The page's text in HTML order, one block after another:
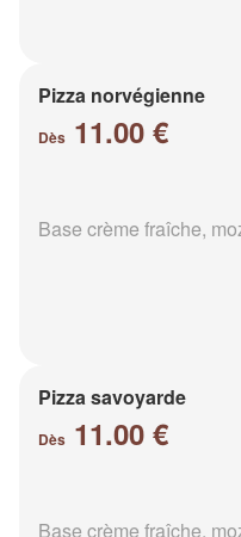
Pizza norvégienne
Dès 11.00 €
Base crème fraîche,
Pizza savoyarde
Dès 11.00 €
Base crème fraîche,